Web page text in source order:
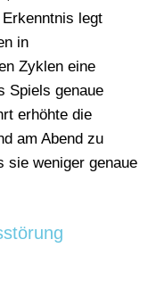
legt
in
Zyklen eine
Spiels genaue
erhöhte die
am Abend zu
sie weniger genaue